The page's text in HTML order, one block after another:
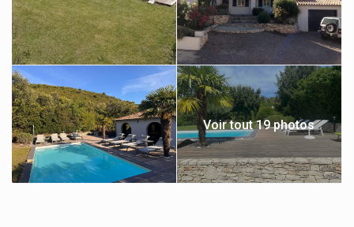
Voir tout 19 photos